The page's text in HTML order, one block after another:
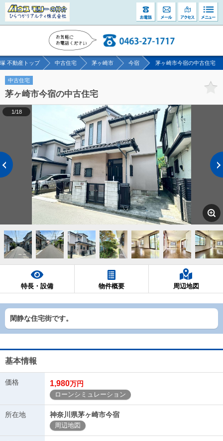
不動産トップ 中古住宅 茅ヶ崎市 今宿 茅ヶ崎市今宿の中古住宅
中古住宅
茅ヶ崎市今宿の中古住宅
1/18
特長・設備 物件概要 周辺地図
閑静な住宅街です。
基本情報
価格 1,980万円
ローンシミュレーション
所在地 神奈川県茅ヶ崎市今宿
周辺地図